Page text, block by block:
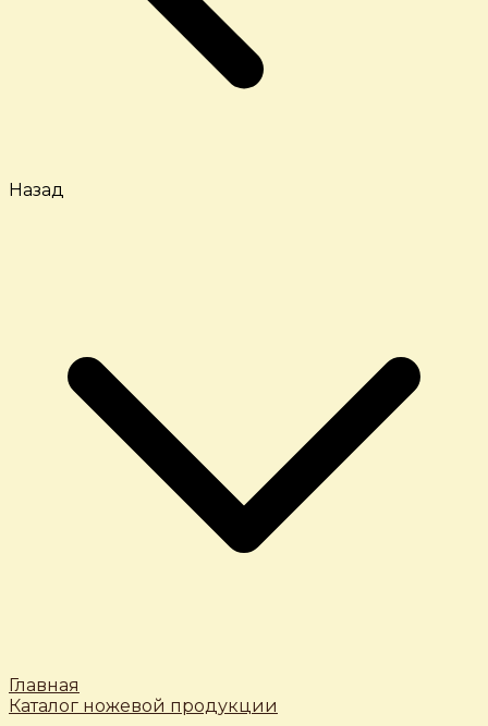
Назад
Главная
Каталог ножевой продукции